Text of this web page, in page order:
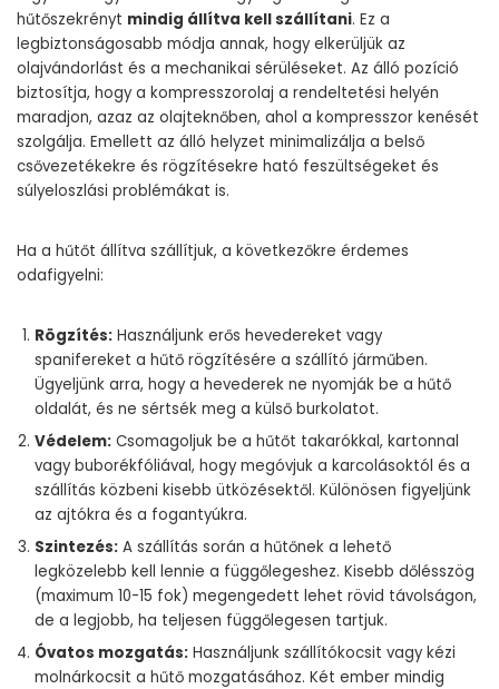
hűtőszekrényt mindig állítva kell szállítani. Ez a
legbiztonságosabb módja annak, hogy elkerüljük az
olajvándorlást és a mechanikai sérüléseket. Az álló pozíció
biztosítja, hogy a kompresszorolaj a rendeltetési helyén
maradjon, azaz az olajteknőben, ahol a kompresszor kenését
szolgálja. Emellett az álló helyzet minimalizálja a belső
csővezetékekre és rögzítésekre ható feszültségeket és
súlyeloszlási problémákat is.
Ha a hűtőt állítva szállítjuk, a következőkre érdemes
odafigyelni:
Rögzítés: Használjunk erős hevedereket vagy
spanifereket a hűtő rögzítésére a szállító járműben.
Ügyeljünk arra, hogy a hevederek ne nyomják be a hűtő
oldalát, és ne sértsék meg a külső burkolatot.
Védelem: Csomagoljuk be a hűtőt takarókkal, kartonnal
vagy buborékfóliával, hogy megóvjuk a karcolásoktól és a
szállítás közbeni kisebb ütközésektől. Különösen figyeljünk
az ajtókra és a fogantyúkra.
Szintezés: A szállítás során a hűtőnek a lehető
legközelebb kell lennie a függőlegeshez. Kisebb dőlésszög
(maximum 10-15 fok) megengedett lehet rövid távolságon,
de a legjobb, ha teljesen függőlegesen tartjuk.
Óvatos mozgatás: Használjunk szállítókocsit vagy kézi
molnárkocsit a hűtő mozgatásához. Két ember mindig